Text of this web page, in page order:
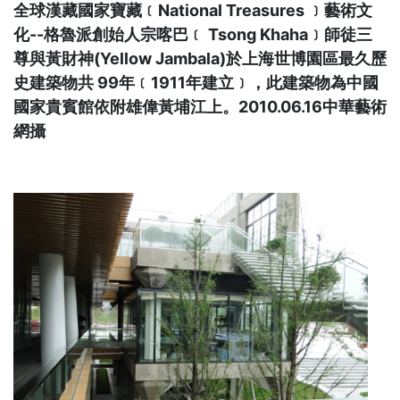
全球漢藏國家寶藏﹝National Treasures ﹞藝術文
化--格魯派創始人宗喀巴﹝ Tsong Khaha﹞師徒三
尊與黃財神(Yellow Jambala)於上海世博園區最久歷
史建築物共 99年﹝1911年建立﹞，此建築物為中國
國家貴賓館依附雄偉黃埔江上。2010.06.16中華藝術
網攝